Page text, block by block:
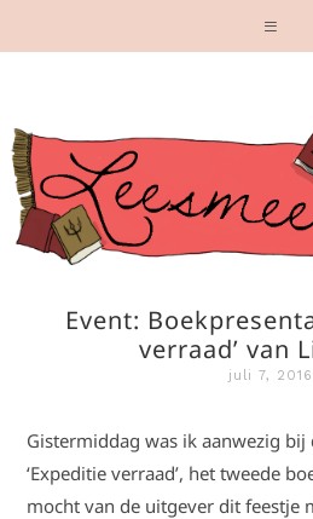
Event:
verraad’ van
juli 7, 2016
Gistermiddag was ik aanwezig bij
‘Expeditie verraad’, het tweede
mocht van de uitgever dit feestje